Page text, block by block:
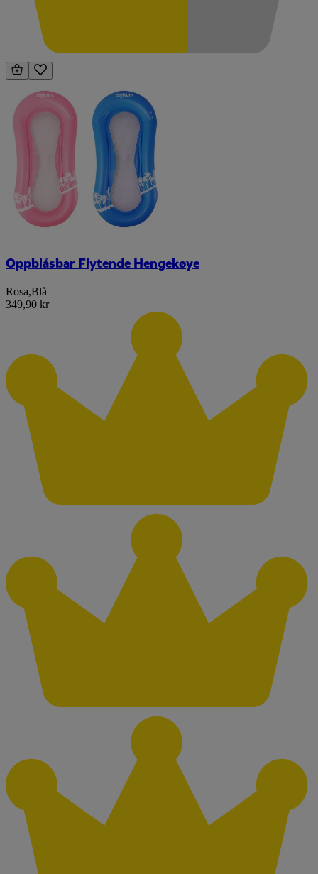
Oppblåsbar Flytende Hengekøye
Rosa,Blå
349,90 kr